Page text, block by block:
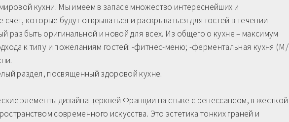
кухни. Мы имеем в запасе множество интереснейших и
которые будут открываться и раскрываться для гостей в течении
раз быть оригинальной и новой для всех. Из общего о кухне – максимум
к типу и пожеланиям гостей: -фитнес-меню; -ферментальная кухня (М/
раздел, посвященный здоровой кухне.
элементы дизайна церквей Франции на стыке с ренессансом, в жесткой
современного искусства. Это эстетика тонких граней и